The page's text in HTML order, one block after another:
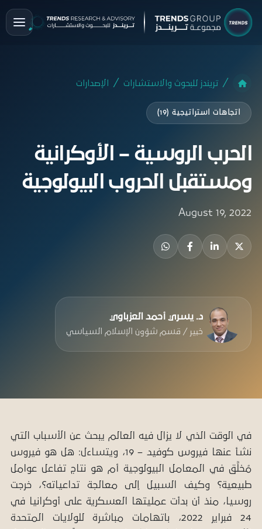
تريندز للبحوث والاستشارات الإصدارات
اتجاهات استراتيجية (19)
الحرب الروسية – الأوكرانية
ومستقبل الحروب البيولوجية
August 19, 2022
د. يسري أحمد العزباوي
خبير / قسم شؤون الإسلام السياسي
في الوقت الذي لا يزال فيه العالم يبحث عن الأسباب التي
نشأ عنها فيروس كوفيد – 19، ويتساءل: هل هو فيروس
مُخلَّق في المعامل البيولوجية أم هو نتاج تفاعل عوامل
طبيعية؟ وكيف السبيل إلى معالجة تداعياته؟، خرجت
روسيا، منذ أن بدأت عمليتها العسكرية على أوكرانيا في
24 فبراير 2022، باتهامات مباشرة للولايات المتحدة